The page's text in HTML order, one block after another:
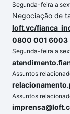
Segunda-feira a
Negociação de
loft.vc/
0800 001 6003
Segunda-feira a
Assuntos
Assuntos